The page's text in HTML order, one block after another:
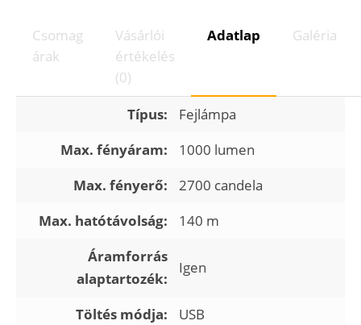
Csomag
árak
Vásárlói
értékelés
(0)
Adatlap Galéria
Típus:
Fejlámpa
Max. fényáram:
1000 lumen
Max. fényerő:
2700 candela
Max. hatótávolság:
140 m
Áramforrás
alaptartozék:
Igen
Töltés módja:
USB